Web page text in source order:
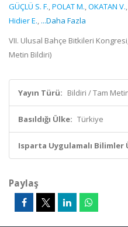
GÜÇLÜ S. F.,POLAT M.,OKATAN V.,
Hidier E., ...Daha Fazla
VII. Ulusal Bahçe Bitkileri
Metin Bildiri)
Yayın Türü: Bildiri / Tam
Basıldığı Ülke: Türkiye
Isparta Uygulamalı
Paylaş